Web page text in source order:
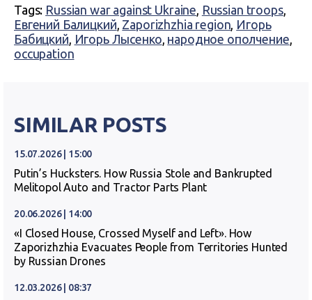
Tags: Russian war against Ukraine, Russian troops,
Евгений Балицкий, Zaporizhzhia region, Игорь
Бабицкий, Игорь Лысенко, народное ополчение,
occupation
SIMILAR POSTS
15.07.2026 | 15:00
Putin’s Hucksters. How Russia Stole and Bankrupted
Melitopol Auto and Tractor Parts Plant
20.06.2026 | 14:00
«I Closed House, Crossed Myself and Left». How
Zaporizhzhia Evacuates People from Territories Hunted
by Russian Drones
12.03.2026 | 08:37